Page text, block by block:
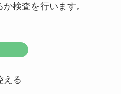
検査を行います。
える